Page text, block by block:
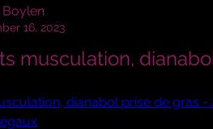
Boylen
16, 2023
musculation,
dianabol prise de gras -